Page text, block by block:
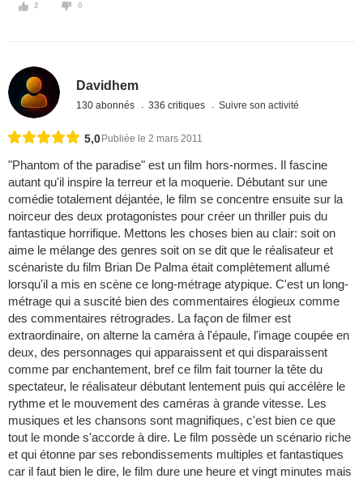
2 0
Davidhem
130 abonnés 336 critiques Suivre son activité
5,0 Publiée le 2 mars 2011
"Phantom of the paradise" est un film hors-normes. Il fascine
autant qu'il inspire la terreur et la moquerie. Débutant sur une
comédie totalement déjantée, le film se concentre ensuite sur la
noirceur des deux protagonistes pour créer un thriller puis du
fantastique horrifique. Mettons les choses bien au clair: soit on
aime le mélange des genres soit on se dit que le réalisateur et
scénariste du film Brian De Palma était complètement allumé
lorsqu'il a mis en scène ce long-métrage atypique. C'est un long-
métrage qui a suscité bien des commentaires élogieux comme
des commentaires rétrogrades. La façon de filmer est
extraordinaire, on alterne la caméra à l'épaule, l'image coupée en
deux, des personnages qui apparaissent et qui disparaissent
comme par enchantement, bref ce film fait tourner la tête du
spectateur, le réalisateur débutant lentement puis qui accélère le
rythme et le mouvement des caméras à grande vitesse. Les
musiques et les chansons sont magnifiques, c'est bien ce que
tout le monde s'accorde à dire. Le film possède un scénario riche
et qui étonne par ses rebondissements multiples et fantastiques
car il faut bien le dire, le film dure une heure et vingt minutes mais